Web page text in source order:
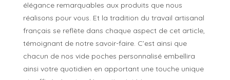
élégance remarquables aux produits que nous
réalisons pour vous. Et la tradition du travail artisanal
français se reflète dans chaque aspect de cet article,
témoignant de notre savoir-faire. C’est ainsi que
chacun de nos vide poches personnalisé embellira
ainsi votre quotidien en apportant une touche unique